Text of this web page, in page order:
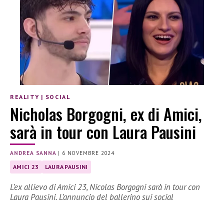
REALITY | SOCIAL
Nicholas Borgogni, ex di Amici,
sarà in tour con Laura Pausini
ANDREA SANNA | 6 NOVEMBRE 2024
AMICI 23 LAURA PAUSINI
L’ex allievo di Amici 23, Nicolas Borgogni sarà in tour con
Laura Pausini. L’annuncio del ballerino sui social